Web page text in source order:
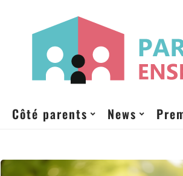
Côté parents News